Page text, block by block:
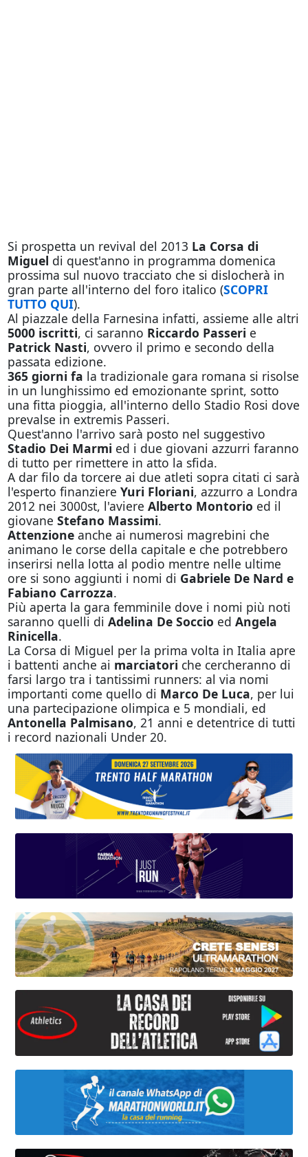
Si prospetta un revival del 2013 La Corsa di
Miguel di quest'anno in programma domenica
prossima sul nuovo tracciato che si dislocherà in
gran parte all'interno del foro italico (SCOPRI
TUTTO QUI).
Al piazzale della Farnesina infatti, assieme alle altri
5000 iscritti, ci saranno Riccardo Passeri e
Patrick Nasti, ovvero il primo e secondo della
passata edizione.
365 giorni fa la tradizionale gara romana si risolse
in un lunghissimo ed emozionante sprint, sotto
una fitta pioggia, all'interno dello Stadio Rosi dove
prevalse in extremis Passeri.
Quest'anno l'arrivo sarà posto nel suggestivo
Stadio Dei Marmi ed i due giovani azzurri faranno
di tutto per rimettere in atto la sfida.
A dar filo da torcere ai due atleti sopra citati ci sarà
l'esperto finanziere Yuri Floriani, azzurro a Londra
2012 nei 3000st, l'aviere Alberto Montorio ed il
giovane Stefano Massimi.
Attenzione anche ai numerosi magrebini che
animano le corse della capitale e che potrebbero
inserirsi nella lotta al podio mentre nelle ultime
ore si sono aggiunti i nomi di Gabriele De Nard e
Fabiano Carrozza.
Più aperta la gara femminile dove i nomi più noti
saranno quelli di Adelina De Soccio ed Angela
Rinicella.
La Corsa di Miguel per la prima volta in Italia apre
i battenti anche ai marciatori che cercheranno di
farsi largo tra i tantissimi runners: al via nomi
importanti come quello di Marco De Luca, per lui
una partecipazione olimpica e 5 mondiali, ed
Antonella Palmisano, 21 anni e detentrice di tutti
i record nazionali Under 20.